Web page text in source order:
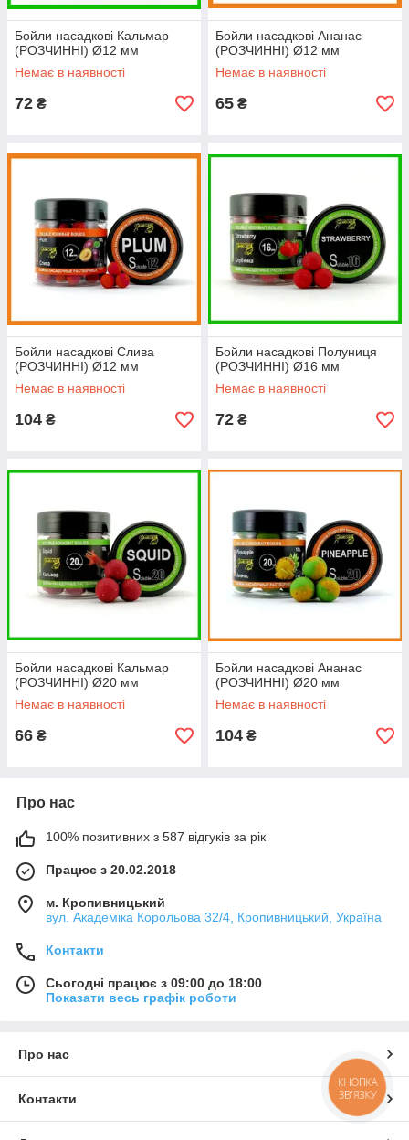
Бойли насадкові Кальмар
(РОЗЧИННІ) Ø12 мм
Немає в наявності
72 ₴
Бойли насадкові Ананас
(РОЗЧИННІ) Ø12 мм
Немає в наявності
65 ₴
Бойли насадкові Слива
(РОЗЧИННІ) Ø12 мм
Немає в наявності
104 ₴
Бойли насадкові Полуниця
(РОЗЧИННІ) Ø16 мм
Немає в наявності
72 ₴
Бойли насадкові Кальмар
(РОЗЧИННІ) Ø20 мм
Немає в наявності
66 ₴
Бойли насадкові Ананас
(РОЗЧИННІ) Ø20 мм
Немає в наявності
104 ₴
Про нас
100% позитивних з 587 відгуків за рік
Працює з 20.02.2018
м. Кропивницький
вул. Академіка Корольова 32/4, Кропивницький, Україна
Контакти
Сьогодні працює з 09:00 до 18:00
Показати весь графік роботи
Про нас
Контакти
КНОПКА
ЗВ'ЯЗКУ